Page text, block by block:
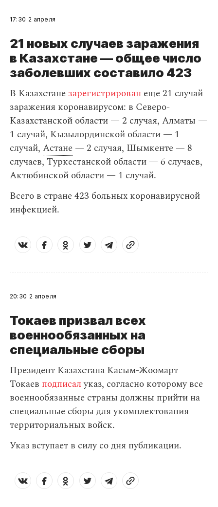
17:30 2 апреля
21 новых случаев заражения
в Казахстане — общее число
заболевших составило 423
В Казахстане зарегистрирован еще 21 случай
заражения коронавирусом: в Северо-
Казахстанской области — 2 случая, Алматы —
1 случай, Кызылординской области — 1
случай, Астане — 2 случая, Шымкенте — 8
случаев, Туркестанской области — 6 случаев,
Актюбинской области — 1 случай.
Всего в стране 423 больных коронавирусной
инфекцией.
20:30 2 апреля
Токаев призвал всех
военнообязанных на
специальные сборы
Президент Казахстана Касым-Жоомарт
Токаев подписалуказ, согласно которому все
военнообязанные страны должны прийти на
специальные сборы для укомплектования
территориальных войск.
Указ вступает в силу со дня публикации.